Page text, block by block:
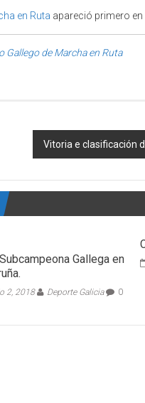
en Ruta apareció primero en
Gallego de Marcha en Ruta
Vitoria e clasificación
Gallega en
2, 2018 Deporte Galicia 0